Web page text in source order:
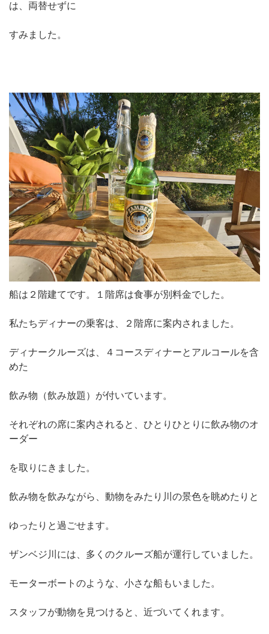
は、両替せずに
すみました。
船は２階建てです。１階席は食事が別料金でした。
私たちディナーの乗客は、２階席に案内されました。
ディナークルーズは、４コースディナーとアルコールを含
めた
飲み物（飲み放題）が付いています。
それぞれの席に案内されると、ひとりひとりに飲み物のオ
ーダー
を取りにきました。
飲み物を飲みながら、動物をみたり川の景色を眺めたりと
ゆったりと過ごせます。
ザンベジ川には、多くのクルーズ船が運行していました。
モーターボートのような、小さな船もいました。
スタッフが動物を見つけると、近づいてくれます。